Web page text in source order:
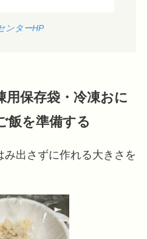
ンターHP
用保存袋・冷凍おに
飯を準備する
み出さずに作れる大きさを